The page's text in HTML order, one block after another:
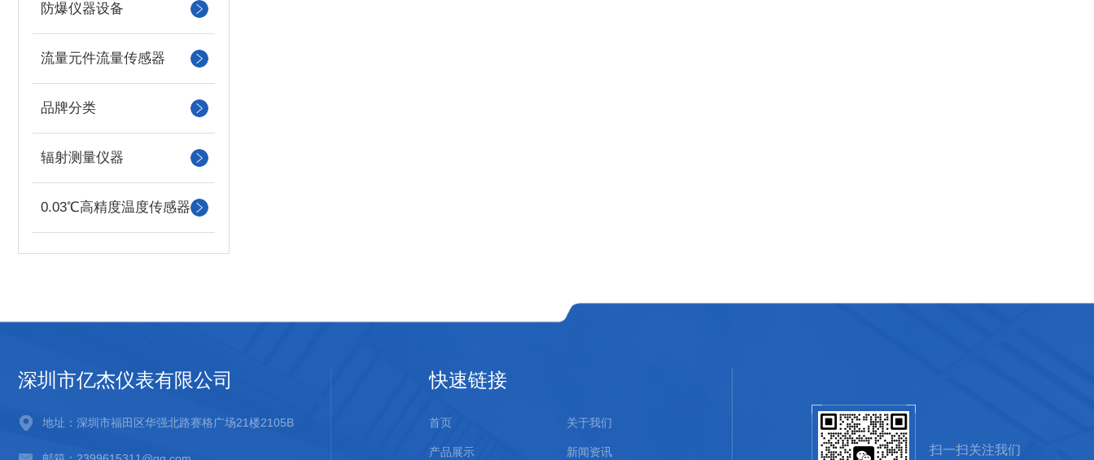
防爆仪器设备
流量元件流量传感器
品牌分类
辐射测量仪器
0.03℃高精度温度传感器
深圳市亿杰仪表有限公司
地址：深圳市福田区华强北路赛格广场21楼2105B
快速链接
首页 关于我们
产品展示 新闻资讯 扫一扫关注我们